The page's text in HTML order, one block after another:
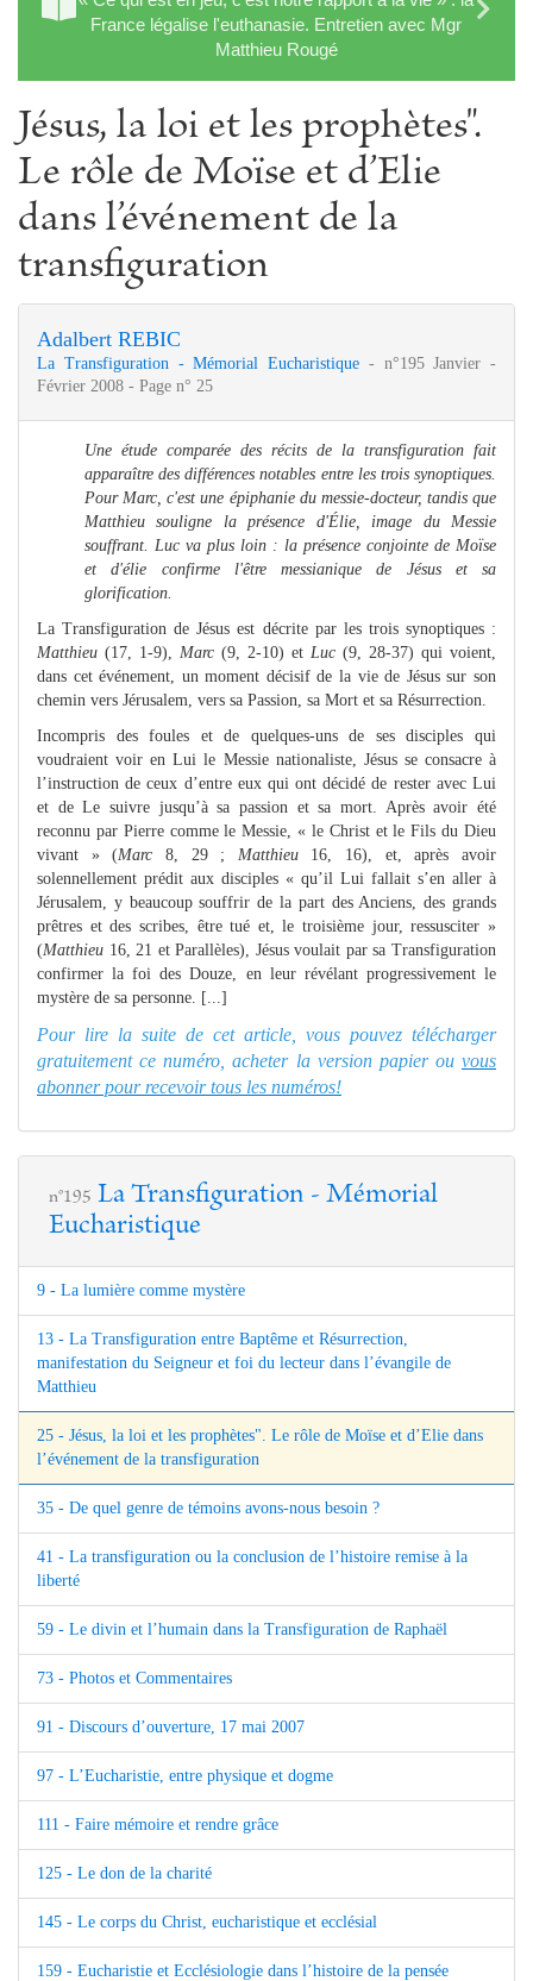
France légalise l'euthanasie. Entretien avec Mgr
Matthieu Rougé
Jésus, la loi et les prophètes".
Le rôle de Moïse et d’Elie
dans l’événement de la
transfiguration
Adalbert REBIC
La Transfiguration - Mémorial Eucharistique - n°195 Janvier -
Février 2008 - Page n° 25
Une étude comparée des récits de la transfiguration fait
apparaître des différences notables entre les trois synoptiques.
Pour Marc, c'est une épiphanie du messie-docteur, tandis que
Matthieu souligne la présence d'Élie, image du Messie
souffrant. Luc va plus loin : la présence conjointe de Moïse
et d'élie confirme l'être messianique de Jésus et sa
glorification.
La Transfiguration de Jésus est décrite par les trois synoptiques :
Matthieu (17, 1-9), Marc (9, 2-10) et Luc (9, 28-37) qui voient,
dans cet événement, un moment décisif de la vie de Jésus sur son
chemin vers Jérusalem, vers sa Passion, sa Mort et sa Résurrection.
Incompris des foules et de quelques-uns de ses disciples qui
voudraient voir en Lui le Messie nationaliste, Jésus se consacre à
l’instruction de ceux d’entre eux qui ont décidé de rester avec Lui
et de Le suivre jusqu’à sa passion et sa mort. Après avoir été
reconnu par Pierre comme le Messie, « le Christ et le Fils du Dieu
vivant » (Marc 8, 29 ; Matthieu 16, 16), et, après avoir
solennellement prédit aux disciples « qu’il Lui fallait s’en aller à
Jérusalem, y beaucoup souffrir de la part des Anciens, des grands
prêtres et des scribes, être tué et, le troisième jour, ressusciter »
(Matthieu 16, 21 et Parallèles), Jésus voulait par sa Transfiguration
confirmer la foi des Douze, en leur révélant progressivement le
mystère de sa personne. [...]
Pour lire la suite de cet article, vous pouvez télécharger
gratuitement ce numéro, acheter la version papier ou vous
abonner pour recevoir tous les numéros!
n°195 La Transfiguration - Mémorial
Eucharistique
9 - La lumière comme mystère
13 - La Transfiguration entre Baptême et Résurrection,
manifestation du Seigneur et foi du lecteur dans l’évangile de
Matthieu
25 - Jésus, la loi et les prophètes". Le rôle de Moïse et d’Elie dans
l’événement de la transfiguration
35 - De quel genre de témoins avons-nous besoin ?
41 - La transfiguration ou la conclusion de l’histoire remise à la
liberté
59 - Le divin et l’humain dans la Transfiguration de Raphaël
73 - Photos et Commentaires
91 - Discours d’ouverture, 17 mai 2007
97 - L’Eucharistie, entre physique et dogme
111 - Faire mémoire et rendre grâce
125 - Le don de la charité
145 - Le corps du Christ, eucharistique et ecclésial
159 - Eucharistie et Ecclésiologie dans l’histoire de la pensée